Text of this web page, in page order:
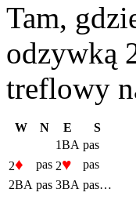
Tam,
odzywką
treflowy
W N E
S
1BA pas
2♦ pas 2♥
pas
2BA pas 3BA pas…